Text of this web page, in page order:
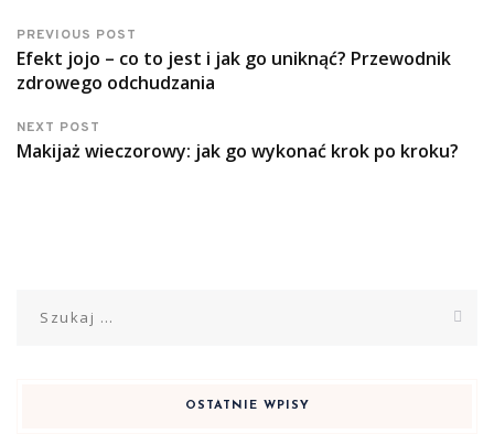
PREVIOUS POST
Efekt jojo – co to jest i jak go uniknąć? Przewodnik
zdrowego odchudzania
NEXT POST
Makijaż wieczorowy: jak go wykonać krok po kroku?
OSTATNIE WPISY